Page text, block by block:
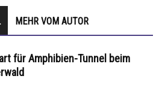
MEHR VOM AUTOR
für Amphibien-Tunnel beim